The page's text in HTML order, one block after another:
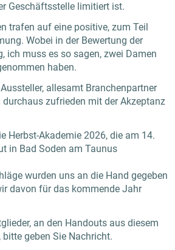
Geschäftsstelle limitiert ist.
trafen auf eine positive, zum Teil
Wobei in der Bewertung der
ich muss es so sagen, zwei Damen
haben.
allesamt Branchenpartner
durchaus zufrieden mit der Akzeptanz
Herbst-Akademie 2026, die am 14.
in Bad Soden am Taunus
wurden uns an die Hand gegeben
davon für das kommende Jahr
an den Handouts aus diesem
geben Sie Nachricht.